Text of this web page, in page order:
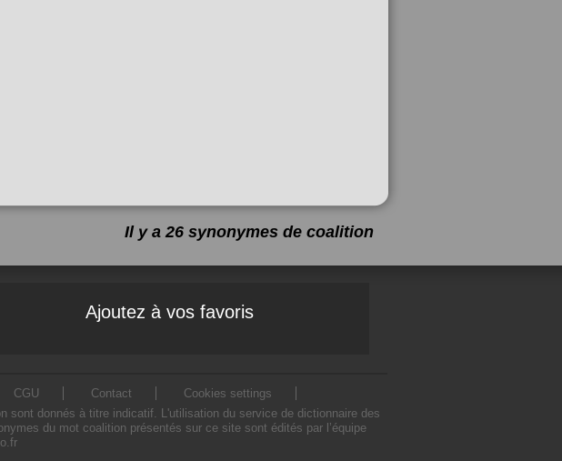
Il y a 26 synonymes de coalition
Ajoutez à vos favoris
CGU Contact
Cookies settings
donnés à titre indicatif. L'utilisation du service de dictionnaire des
du mot coalition présentés sur ce site sont édités par l’équipe